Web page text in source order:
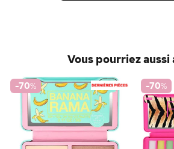
Vous pourriez aussi
-70% -70%